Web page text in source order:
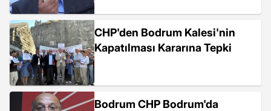
CHP'den Bodrum Kalesi'nin
Kapatılması Kararına Tepki
Bodrum CHP Bodrum'da